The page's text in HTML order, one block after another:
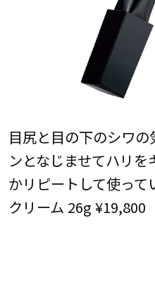
目尻と目の下のシワ
ンとなじませてハリ
かリピートして使って
クリーム 26g ¥19,800